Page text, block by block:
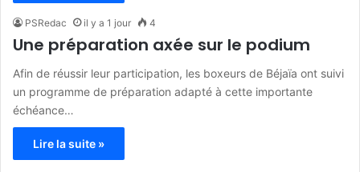
PSRedac il y a 1 jour 4
Une préparation axée sur le podium
Afin de réussir leur participation, les boxeurs de Béjaïa ont suivi
un programme de préparation adapté à cette importante
échéance…
Lire la suite »